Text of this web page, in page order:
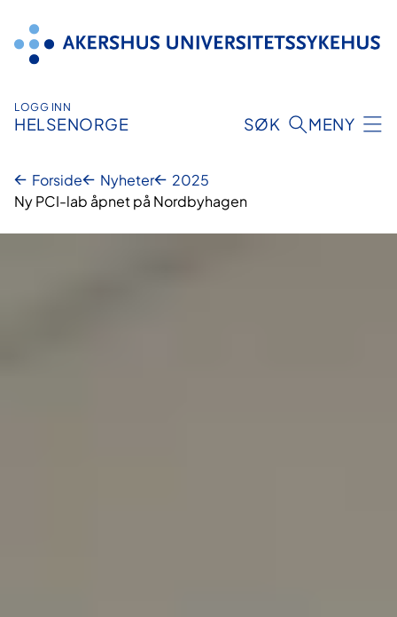
innhold
LOGG INN
HELSENORGE SØK MENY
Forside Nyheter
2025
Ny PCI-lab åpnet på Nordbyhagen